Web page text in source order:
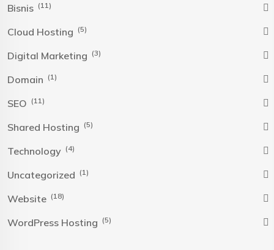
Bisnis (11)
Cloud Hosting (5)
Digital Marketing (3)
Domain (1)
SEO (11)
Shared Hosting (5)
Technology (4)
Uncategorized (1)
Website (18)
WordPress Hosting (5)